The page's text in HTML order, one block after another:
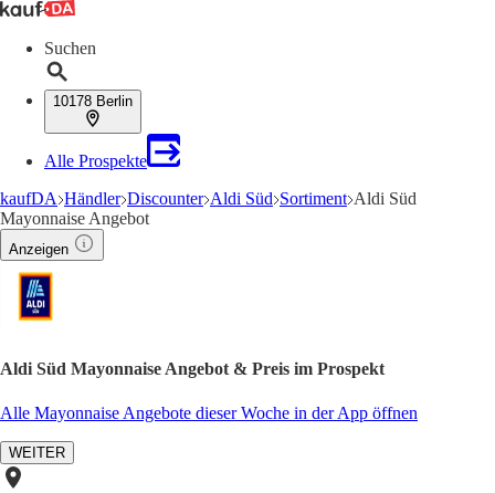
Suchen
10178 Berlin
Alle Prospekte
kaufDA Händler Discounter Aldi Süd Sortiment Aldi Süd
Mayonnaise Angebot
Anzeigen
Aldi Süd Mayonnaise Angebot & Preis im Prospekt
Alle Mayonnaise Angebote dieser Woche in der App öffnen
WEITER